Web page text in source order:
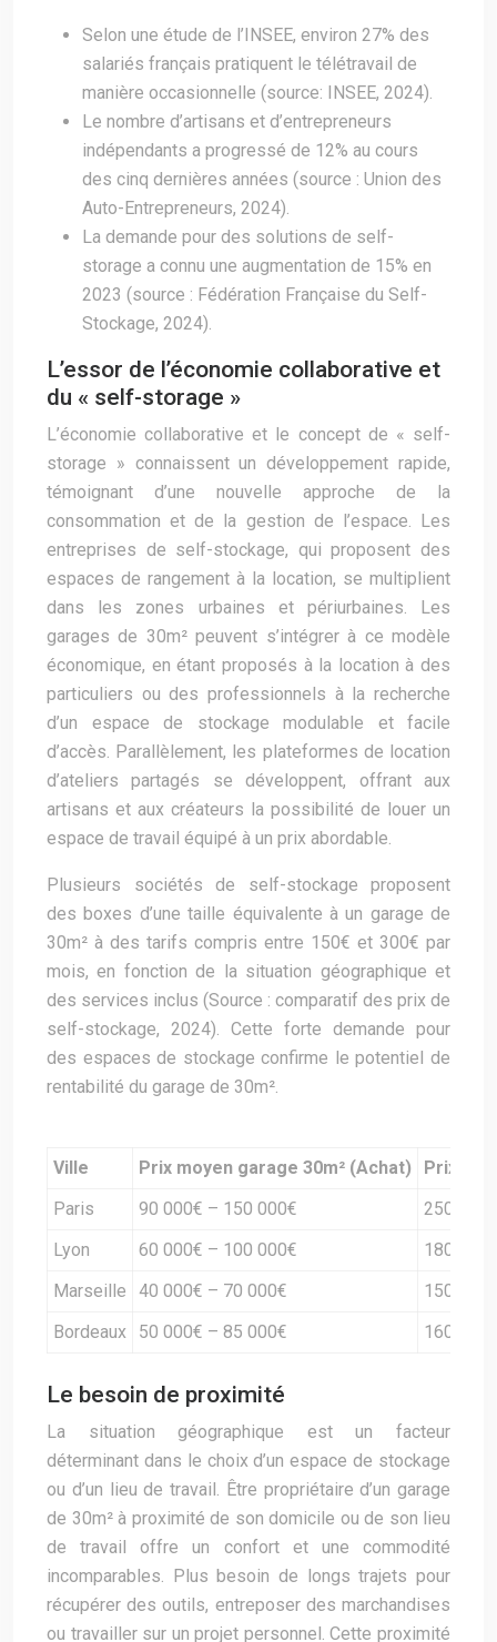
Selon une étude de l’INSEE, environ 27% des
salariés français pratiquent le télétravail de
manière occasionnelle (source: INSEE, 2024).
Le nombre d’artisans et d’entrepreneurs
indépendants a progressé de 12% au cours
des cinq dernières années (source : Union des
Auto-Entrepreneurs, 2024).
La demande pour des solutions de self-
storage a connu une augmentation de 15% en
2023 (source : Fédération Française du Self-
Stockage, 2024).
L’essor de l’économie collaborative et
du « self-storage »
L’économie collaborative et le concept de « self-
storage » connaissent un développement rapide,
témoignant d’une nouvelle approche de la
consommation et de la gestion de l’espace. Les
entreprises de self-stockage, qui proposent des
espaces de rangement à la location, se multiplient
dans les zones urbaines et périurbaines. Les
garages de 30m² peuvent s’intégrer à ce modèle
économique, en étant proposés à la location à des
particuliers ou des professionnels à la recherche
d’un espace de stockage modulable et facile
d’accès. Parallèlement, les plateformes de location
d’ateliers partagés se développent, offrant aux
artisans et aux créateurs la possibilité de louer un
espace de travail équipé à un prix abordable.
Plusieurs sociétés de self-stockage proposent
des boxes d’une taille équivalente à un garage de
30m² à des tarifs compris entre 150€ et 300€ par
mois, en fonction de la situation géographique et
des services inclus (Source : comparatif des prix de
self-stockage, 2024). Cette forte demande pour
des espaces de stockage confirme le potentiel de
rentabilité du garage de 30m².
Ville Prix moyen garage 30m² (Achat)
Prix
Paris
90 000€ – 150 000€
250€ –
Lyon
60 000€ – 100 000€
180€ –
Marseille
40 000€ – 70 000€
150€ –
Bordeaux
50 000€ – 85 000€ 160€ –
Le besoin de proximité
La situation géographique est un facteur
déterminant dans le choix d’un espace de stockage
ou d’un lieu de travail. Être propriétaire d’un garage
de 30m² à proximité de son domicile ou de son lieu
de travail offre un confort et une commodité
incomparables. Plus besoin de longs trajets pour
récupérer des outils, entreposer des marchandises
ou travailler sur un projet personnel. Cette proximité